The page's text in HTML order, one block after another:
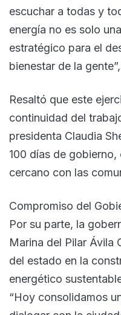
escuchar a todas y
energía no es solo
estratégico para el
bienestar de la
Resaltó que este
continuidad del
presidenta Claudia
100 días de
cercano con las
Compromiso del
Por su parte, la
Marina del Pilar Ávila
del estado en la
energético
“Hoy consolidamos